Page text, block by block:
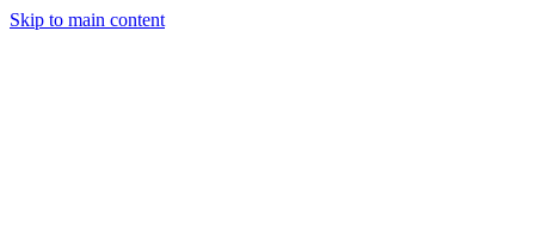
Skip to main content